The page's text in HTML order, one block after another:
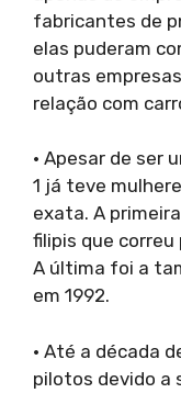
fabricantes de
elas puderam
outras
relação com
· Apesar de ser
1 já teve
exata. A
filipis que correu
A última foi a
em 1992.
· Até a década
pilotos devido a